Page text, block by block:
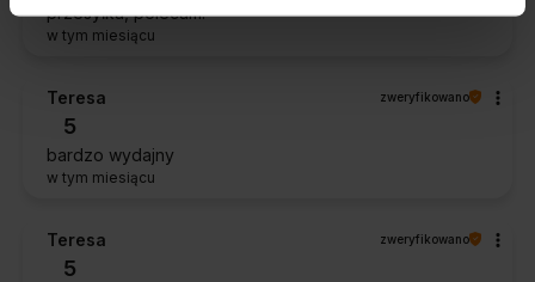
przesyłka, polecam.
w tym miesiącu
Teresa zweryfikowano
5
bardzo wydajny
w tym miesiącu
Teresa zweryfikowano
5